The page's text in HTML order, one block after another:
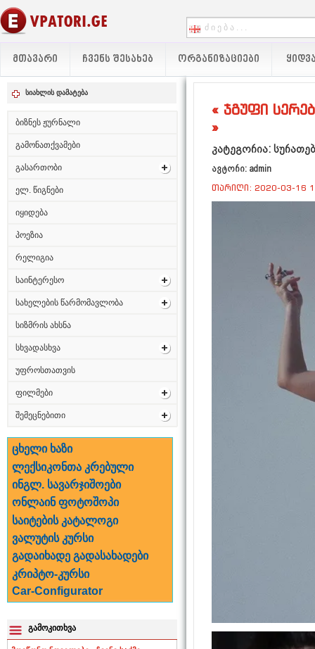
ᲛᲗᲐᲕᲐᲠᲘ ᲩᲕᲔᲜᲡ ᲨᲔᲡᲐᲮᲔᲑ ᲝᲠᲒᲐᲜᲘᲖᲐᲪᲘᲔᲑᲘ
სიახლის დამატება
ბიზნეს ჟურნალი
გამონათქვამები
გასართობი
ელ. წიგნები
იყიდება
პოეზია
რელიგია
საინტერესო
სახელების წარმომავლობა
სიზმრის ახსნა
სხვადასხვა
უფროსთათვის
ფილმები
შემეცნებითი
ცხელი ხაზი
ლექსიკონთა კრებული
ინგლ. სავარჯიშოები
ონლაინ ფოტოშოპი
საიტების კატალოგი
ვალუტის კურსი
გადაიხადე გადასახადები
კრიპტო-კურსი
Car-Configurator
გამოკითხვა
« ჯგუფი
»
კატეგორია:
ავტორი: admin
თარიღი: 2020-03-16